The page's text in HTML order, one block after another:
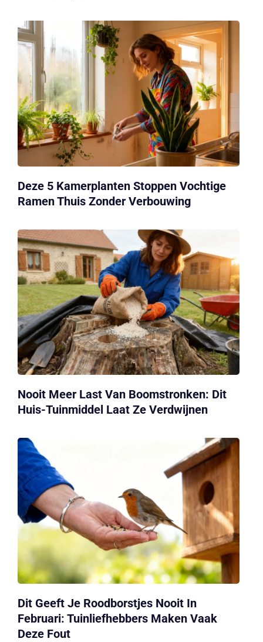
Deze 5 Kamerplanten Stoppen Vochtige
Ramen Thuis Zonder Verbouwing
Nooit Meer Last Van Boomstronken: Dit
Huis-Tuinmiddel Laat Ze Verdwijnen
Dit Geeft Je Roodborstjes Nooit In
Februari: Tuinliefhebbers Maken Vaak
Deze Fout